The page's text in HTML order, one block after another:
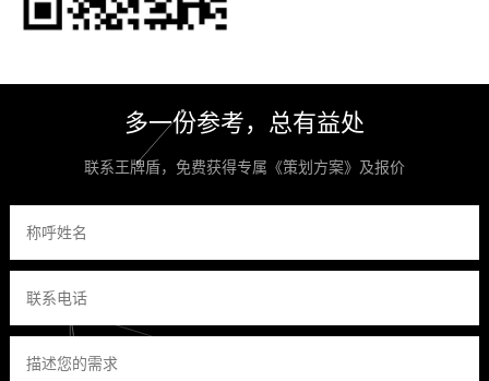
多一份参考，总有益处
联系王牌盾，免费获得专属《策划方案》及报价